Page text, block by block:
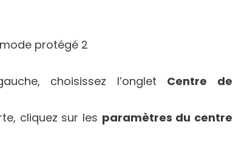
choisissez l’onglet Centre de
cliquez sur les paramètres du centre